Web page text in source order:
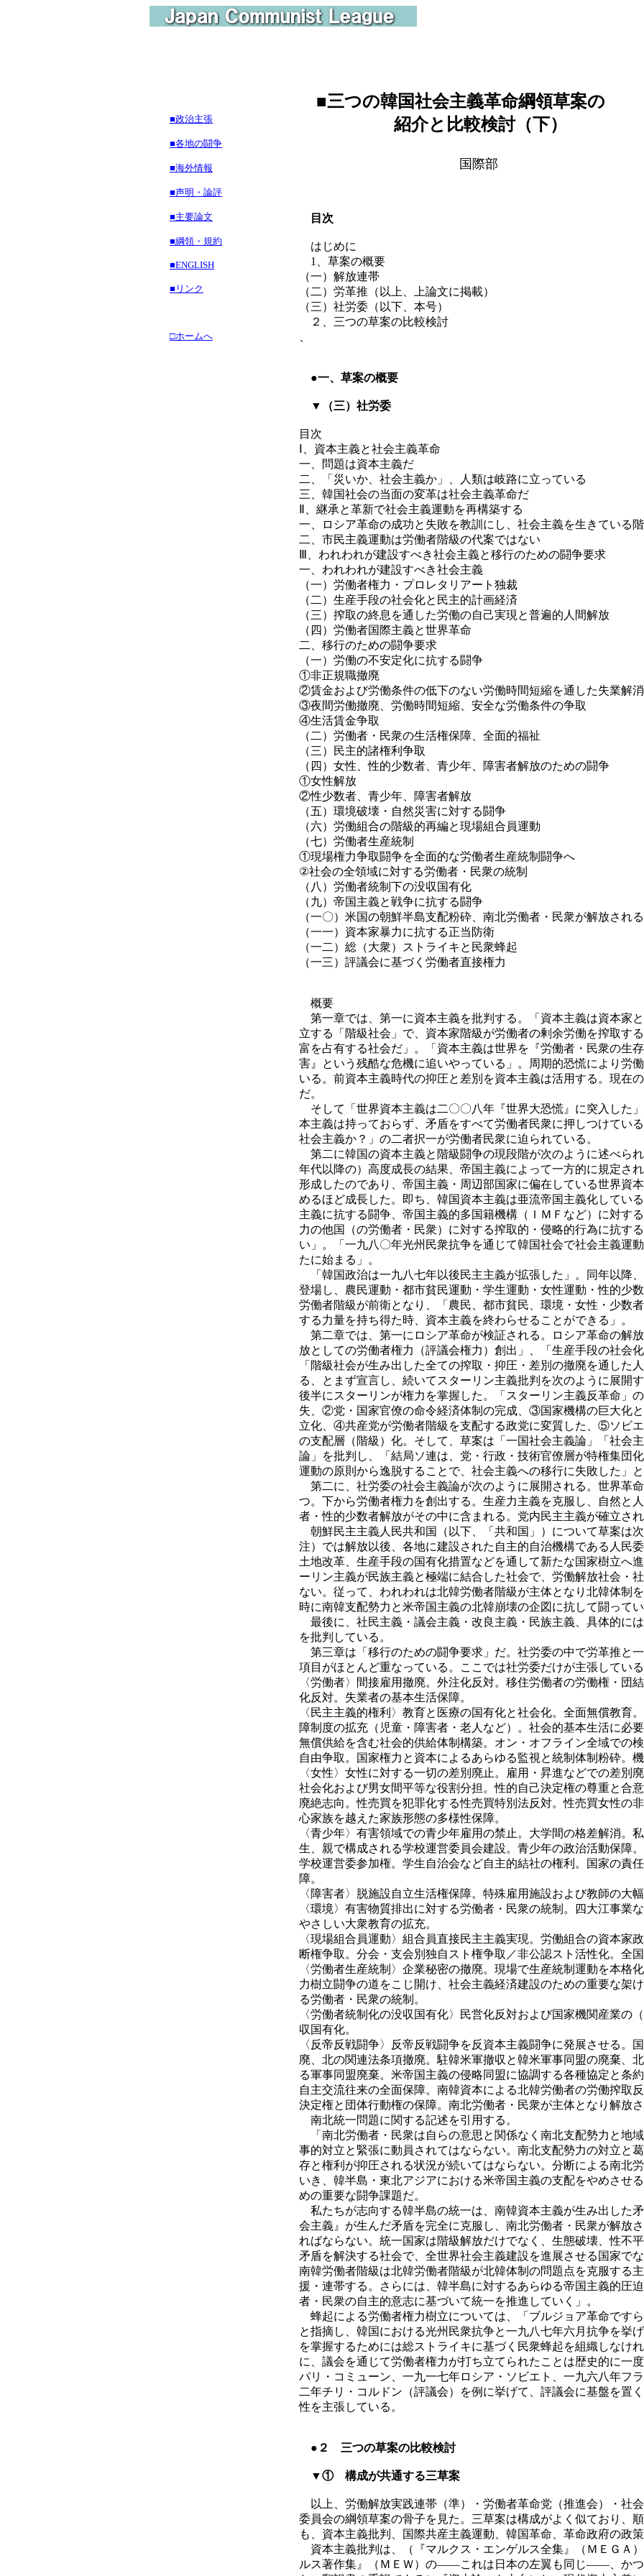
■政治主張
■各地の闘争
■海外情報
■声明・論評
■主要論文
■綱領・規約
■ENGLISH
■リンク
□ホームへ
■三つの韓国社会主義革命綱領草案の
紹介と比較検討（下）
国際部
目次
はじめに
1、草案の概要
（一）解放連帯
（二）労革推（以上、上論文に掲載）
（三）社労委（以下、本号）
２、三つの草案の比較検討
●一、草案の概要
▼（三）社労委
目次
Ⅰ、資本主義と社会主義革命
一、問題は資本主義だ
二、「災いか、社会主義か」、人類は岐路に立っている
三、韓国社会の当面の変革は社会主義革命だ
Ⅱ、継承と革新で社会主義運動を再構築する
一、ロシア革命の成功と失敗を教訓にし、社会主義を生きている
二、市民主義運動は労働者階級の代案ではない
Ⅲ、われわれが建設すべき社会主義と移行のための闘争要求
一、われわれが建設すべき社会主義
（一）労働者権力・プロレタリアート独裁
（二）生産手段の社会化と民主的計画経済
（三）搾取の終息を通した労働の自己実現と普遍的人間解放
（四）労働者国際主義と世界革命
二、移行のための闘争要求
（一）労働の不安定化に抗する闘争
①非正規職撤廃
②賃金および労働条件の低下のない労働時間短縮を通した失業解消
③夜間労働撤廃、労働時間短縮、安全な労働条件の争取
④生活賃金争取
（二）労働者・民衆の生活権保障、全面的福祉
（三）民主的諸権利争取
（四）女性、性的少数者、青少年、障害者解放のための闘争
①女性解放
②性少数者、青少年、障害者解放
（五）環境破壊・自然災害に対する闘争
（六）労働組合の階級的再編と現場組合員運動
（七）労働者生産統制
①現場権力争取闘争を全面的な労働者生産統制闘争へ
②社会の全領域に対する労働者・民衆の統制
（八）労働者統制下の没収国有化
（九）帝国主義と戦争に抗する闘争
（一〇）米国の朝鮮半島支配粉砕、南北労働者・民衆が解放され
（一一）資本家暴力に抗する正当防衛
（一二）総（大衆）ストライキと民衆蜂起
（一三）評議会に基づく労働者直接権力
概要
第一章では、第一に資本主義を批判する。「資本主義は資本家
立する「階級社会」で、資本家階級が労働者の剰余労働を搾取す
富を占有する社会だ」。「資本主義は世界を『労働者・民衆の生
害』という残酷な危機に追いやっている」。周期的恐慌により労
いる。前資本主義時代の抑圧と差別を資本主義は活用する。現在
だ。
そして「世界資本主義は二〇〇八年『世界大恐慌』に突入した
本主義は持っておらず、矛盾をすべて労働者民衆に押しつけて
社会主義か？」の二者択一が労働者民衆に迫られている。
第二に韓国の資本主義と階級闘争の現段階が次のように述べら
年代以降の）高度成長の結果、帝国主義によって一方的に規定さ
形成したのであり、帝国主義・周辺部国家に偏在している世界資
めるほど成長した。即ち、韓国資本主義は亜流帝国主義化してい
主義に抗する闘争、帝国主義的多国籍機構（ＩＭＦなど）に対す
力の他国（の労働者・民衆）に対する搾取的・侵略的行為に抗す
い」。「一九八〇年光州民衆抗争を通じて韓国社会で社会主義運
たに始まる」。
「韓国政治は一九八七年以後民主主義が拡張した」。同年以降
登場し、農民運動・都市貧民運動・学生運動・女性運動・性的少
労働者階級が前衛となり、「農民、都市貧民、環境・女性・少数
する力量を持ち得た時、資本主義を終わらせることができる」。
第二章では、第一にロシア革命が検証される。ロシア革命の解
放としての労働者権力（評議会権力）創出」、「生産手段の社会
「階級社会が生み出した全ての搾取・抑圧・差別の撤廃を通した
る、とまず宣言し、続いてスターリン主義批判を次のように展開
後半にスターリンが権力を掌握した。「スターリン主義反革命」
失、②党・国家官僚の命令経済体制の完成、③国家機構の巨大化
立化、④共産党が労働者階級を支配する政党に変質した、⑤ソビ
の支配層（階級）化。そして、草案は「一国社会主義論」「社会
論」を批判し、「結局ソ連は、党・行政・技術官僚層が特権集団
運動の原則から逸脱することで、社会主義への移行に失敗した」
第二に、社労委の社会主義論が次のように展開される。世界革
つ。下から労働者権力を創出する。生産力主義を克服し、自然と
者・性的少数者解放がその中に含まれる。党内民主主義が確立さ
朝鮮民主主義人民共和国（以下、「共和国」）について草案は
注）では解放以後、各地に建設された自主的自治機構である人民
土地改革、生産手段の国有化措置などを通して新たな国家樹立へ
ーリン主義が民族主義と極端に結合した社会で、労働解放社会・
ない。従って、われわれは北韓労働者階級が主体となり北韓体制
時に南韓支配勢力と米帝国主義の北韓崩壊の企図に抗して闘って
最後に、社民主義・議会主義・改良主義・民族主義、具体的に
を批判している。
第三章は「移行のための闘争要求」だ。社労委の中で労革推と
項目がほとんど重なっている。ここでは社労委だけが主張してい
〈労働者〉間接雇用撤廃。外注化反対。移住労働者の労働権・団
化反対。失業者の基本生活保障。
〈民主主義的権利〉教育と医療の国有化と社会化。全面無償教育
障制度の拡充（児童・障害者・老人など）。社会的基本生活に必
無償供給を含む社会的供給体制構築。オン・オフライン全域での
自由争取。国家権力と資本によるあらゆる監視と統制体制粉砕。
〈女性〉女性に対する一切の差別廃止。雇用・昇進などでの差別
社会化および男女間平等な役割分担。性的自己決定権の尊重と合
廃絶志向。性売買を犯罪化する性売買特別法反対。性売買女性の
心家族を越えた家族形態の多様性保障。
〈青少年〉有害領域での青少年雇用の禁止。大学間の格差解消。
生、親で構成される学校運営委員会建設。青少年の政治活動保障
学校運営委参加権。学生自治会など自主的結社の権利。国家の責
障。
〈障害者〉脱施設自立生活権保障。特殊雇用施設および教師の大
〈環境〉有害物質排出に対する労働者・民衆の統制。四大江事業
やさしい大衆教育の拡充。
〈現場組合員運動〉組合員直接民主主義実現。労働組合の資本家
断権争取。分会・支会別独自スト権争取／非公認スト活性化。全
〈労働者生産統制〉企業秘密の撤廃。現場で生産統制運動を本格
力樹立闘争の道をこじ開け、社会主義経済建設のための重要な架
る労働者・民衆の統制。
〈労働者統制化の没収国有化〉民営化反対および国家機関産業の
収国有化。
〈反帝反戦闘争〉反帝反戦闘争を反資本主義闘争に発展させる。
廃、北の関連法条項撤廃。駐韓米軍撤収と韓米軍事同盟の廃棄、
る軍事同盟廃棄。米帝国主義の侵略同盟に協調する各種協定と条
自主交流往来の全面保障。南韓資本による北韓労働者の労働搾取
決定権と団体行動権の保障。南北労働者・民衆が主体となり解放
南北統一問題に関する記述を引用する。
「南北労働者・民衆は自らの意思と関係なく南北支配勢力と地
事的対立と緊張に動員されてはならない。南北支配勢力の対立と
存と権利が抑圧される状況が続いてはならない。分断による南北
いき、韓半島・東北アジアにおける米帝国主義の支配をやめさせ
めの重要な闘争課題だ。
私たちが志向する韓半島の統一は、南韓資本主義が生み出した
会主義』が生んだ矛盾を完全に克服し、南北労働者・民衆が解放
ればならない。統一国家は階級解放だけでなく、生態破壊、性不
矛盾を解決する社会で、全世界社会主義建設を進展させる国家で
南韓労働者階級は北韓労働者階級が北韓体制の問題点を克服する
援・連帯する。さらには、韓半島に対するあらゆる帝国主義的圧
者・民衆の自主的意志に基づいて統一を推進していく」。
蜂起による労働者権力樹立については、「ブルジョア革命です
と指摘し、韓国における光州民衆抗争と一九八七年六月抗争を挙
を掌握するためには総ストライキに基づく民衆蜂起を組織しなけ
に、議会を通じて労働者権力が打ち立てられたことは歴史的に一
パリ・コミューン、一九一七年ロシア・ソビエト、一九六八年フ
二年チリ・コルドン（評議会）を例に挙げて、評議会に基盤を置
性を主張している。
●２ 三つの草案の比較検討
▼① 構成が共通する三草案
以上、労働解放実践連帯（準）・労働者革命党（推進会）・社
委員会の綱領草案の骨子を見た。三草案は構成がよく似ており、
も、資本主義批判、国際共産主義運動、韓国革命、革命政府の政
資本主義批判は、（『マルクス・エンゲルス全集』（ＭＥＧＡ
ルス著作集』（ＭＥＷ）の――これは日本の左翼も同じ――、かつ